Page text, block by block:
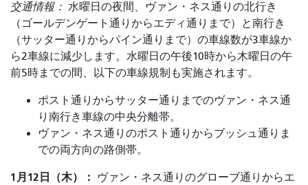
交通情報： 水曜日の夜間、ヴァン・ネス通りの北行き
（ゴールデンゲート通りからエディ通りまで）と南行き
（サッター通りからパイン通りまで）の車線数が3車線か
ら2車線に減少します。水曜日の午後10時から木曜日の午
前5時までの間、以下の車線規制も実施されます。
ポスト通りからサッター通りまでのヴァン・ネス通
り南行き車線の中央分離帯。
ヴァン・ネス通りのポスト通りからブッシュ通りま
での両方向の路側帯。
1月12日（木）：
ヴァン・ネス通りのグローブ通りからエ